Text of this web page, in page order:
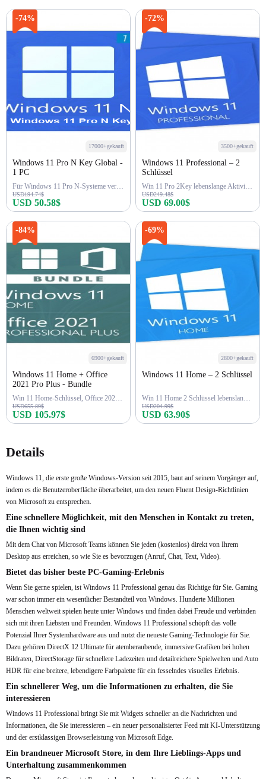
-74%
17000+gekauft
Windows 11 Pro N Key Global -
1 PC
Für Windows 11 Pro N-Systeme verwenden
USD194.74$
USD 50.58$
-72%
3500+gekauft
Windows 11 Professional – 2
Schlüssel
Win 11 Pro 2Key lebenslange Aktivierung
USD249.48$
USD 69.00$
-84%
6900+gekauft
Windows 11 Home + Office
2021 Pro Plus - Bundle
Win 11 Home-Schlüssel, Office 2021 Pro-Schlüssel
USD655.89$
USD 105.97$
-69%
2800+gekauft
Windows 11 Home – 2 Schlüssel
Win 11 Home 2 Schlüssel lebenslange Aktivierung
USD204.99$
USD 63.90$
Details
Windows 11, die erste große Windows-Version seit 2015, baut auf seinem Vorgänger auf,
indem es die Benutzeroberfläche überarbeitet, um den neuen Fluent Design-Richtlinien
von Microsoft zu entsprechen.
Eine schnellere Möglichkeit, mit den Menschen in Kontakt zu treten,
die Ihnen wichtig sind
Mit dem Chat von Microsoft Teams können Sie jeden (kostenlos) direkt von Ihrem
Desktop aus erreichen, so wie Sie es bevorzugen (Anruf, Chat, Text, Video).
Bietet das bisher beste PC-Gaming-Erlebnis
Wenn Sie gerne spielen, ist Windows 11 Professional genau das Richtige für Sie. Gaming
war schon immer ein wesentlicher Bestandteil von Windows. Hunderte Millionen
Menschen weltweit spielen heute unter Windows und finden dabei Freude und verbinden
sich mit ihren Liebsten und Freunden. Windows 11 Professional schöpft das volle
Potenzial Ihrer Systemhardware aus und nutzt die neueste Gaming-Technologie für Sie.
Dazu gehören DirectX 12 Ultimate für atemberaubende, immersive Grafiken bei hohen
Bildraten, DirectStorage für schnellere Ladezeiten und detailreichere Spielwelten und Auto
HDR für eine breitere, lebendigere Farbpalette für ein fesselndes visuelles Erlebnis.
Ein schnellerer Weg, um die Informationen zu erhalten, die Sie
interessieren
Windows 11 Professional bringt Sie mit Widgets schneller an die Nachrichten und
Informationen, die Sie interessieren – ein neuer personalisierter Feed mit KI-Unterstützung
und der erstklassigen Browserleistung von Microsoft Edge.
Ein brandneuer Microsoft Store, in dem Ihre Lieblings-Apps und
Unterhaltung zusammenkommen